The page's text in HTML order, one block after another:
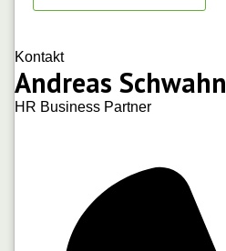
Kontakt
Andreas Schwahn
HR Business Partner